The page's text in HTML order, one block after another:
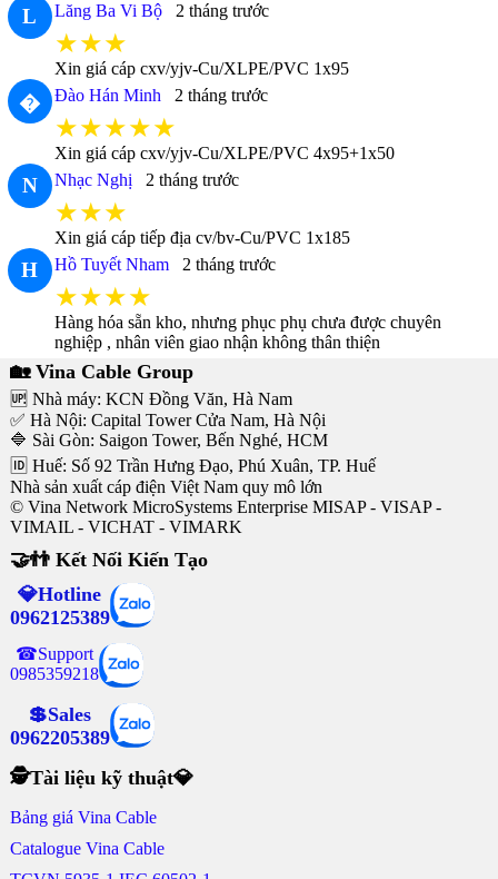
L Lăng Ba Vi Bộ 2 tháng trước
★★★
Xin giá cáp cxv/yjv-Cu/XLPE/PVC 1x95
� Đào Hán Minh 2 tháng trước
★★★★★
Xin giá cáp cxv/yjv-Cu/XLPE/PVC 4x95+1x50
N Nhạc Nghị 2 tháng trước
★★★
Xin giá cáp tiếp địa cv/bv-Cu/PVC 1x185
H Hồ Tuyết Nham 2 tháng trước
★★★★
Hàng hóa sẵn kho, nhưng phục phụ chưa được chuyên
nghiệp , nhân viên giao nhận không thân thiện
🏡 Vina Cable Group
🆙 Nhà máy: KCN Đồng Văn, Hà Nam
✅ Hà Nội: Capital Tower Cửa Nam, Hà Nội
🔷 Sài Gòn: Saigon Tower, Bến Nghé, HCM
🆔 Huế: Số 92 Trần Hưng Đạo, Phú Xuân, TP. Huế
Nhà sản xuất cáp điện Việt Nam quy mô lớn
© Vina Network MicroSystems Enterprise MISAP - VISAP -
VIMAIL - VICHAT - VIMARK
🤝👬 Kết Nối Kiến Tạo
💎Hotline
0962125389
☎Support
0985359218
💲Sales
0962205389
🕵Tài liệu kỹ thuật💎
Bảng giá Vina Cable
Catalogue Vina Cable